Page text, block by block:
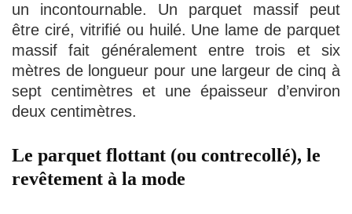
un incontournable. Un parquet massif peut
être ciré, vitrifié ou huilé. Une lame de parquet
massif fait généralement entre trois et six
mètres de longueur pour une largeur de cinq à
sept centimètres et une épaisseur d’environ
deux centimètres.
Le parquet flottant (ou contrecollé), le
revêtement à la mode